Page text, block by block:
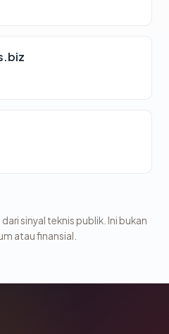
sinyal teknis publik. Ini bukan
atau finansial.